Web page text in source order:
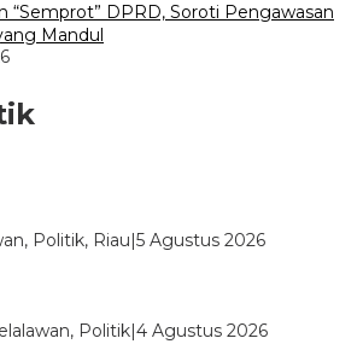
“Semprot” DPRD, Soroti Pengawasan
Mandul
Politik, Riau|5 Agustus 2026
Politik|4 Agustus 2026